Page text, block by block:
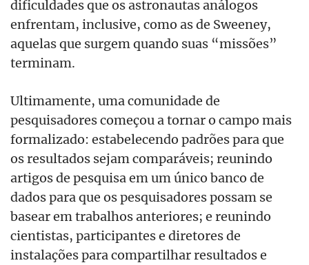
dificuldades que os astronautas análogos
enfrentam, inclusive, como as de Sweeney,
aquelas que surgem quando suas “missões”
terminam.
Ultimamente, uma comunidade de
pesquisadores começou a tornar o campo mais
formalizado: estabelecendo padrões para que
os resultados sejam comparáveis; reunindo
artigos de pesquisa em um único banco de
dados para que os pesquisadores possam se
basear em trabalhos anteriores; e reunindo
cientistas, participantes e diretores de
instalações para compartilhar resultados e